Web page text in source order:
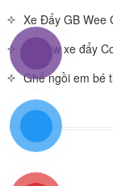
Xe Đẩy GB Wee
Review xe đẩy
Ghế ngồi em bé